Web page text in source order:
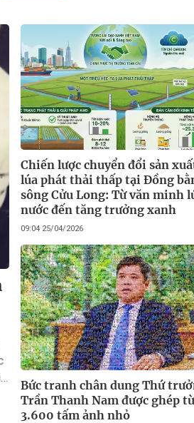
Chiến lược chuyển đổi sản
lúa phát thải thấp tại Đồng
sông Cửu Long: Từ văn minh
nước đến tăng trưởng xanh
09:04 25/04/2026
Bức tranh chân dung Thứ
Trần Thanh Nam được ghép
3.600 tấm ảnh nhỏ